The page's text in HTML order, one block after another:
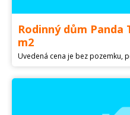
Rodinný dům Panda
m2